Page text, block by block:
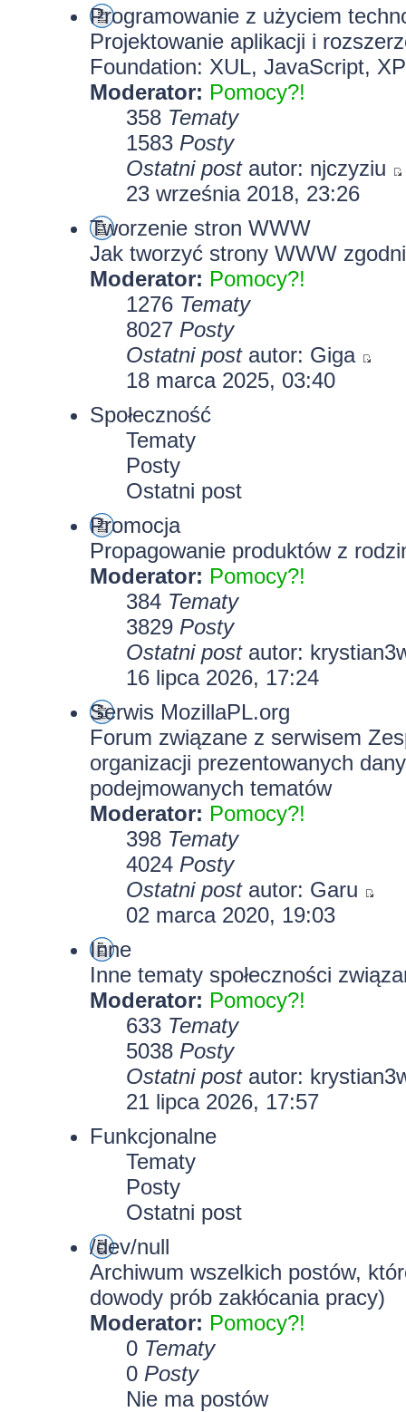
Programowanie z użyciem
Projektowanie aplikacji i
Foundation: XUL, JavaScript,
Moderator: Pomocy?!
358 Tematy
1583 Posty
Ostatni postautor: njczyziu
23 września 2018, 23:26
Tworzenie stron WWW
Jak tworzyć strony WWW
Moderator: Pomocy?!
1276 Tematy
8027 Posty
Ostatni postautor: Giga
18 marca 2025, 03:40
Społeczność
Tematy
Posty
Ostatni post
Promocja
Propagowanie produktów z
Moderator: Pomocy?!
384 Tematy
3829 Posty
Ostatni postautor:
16 lipca 2026, 17:24
Serwis MozillaPL.org
Forum związane z serwisem
organizacji prezentowanych
podejmowanych tematów
Moderator: Pomocy?!
398 Tematy
4024 Posty
Ostatni postautor: Garu
02 marca 2020, 19:03
Inne
Inne tematy społeczności
Moderator: Pomocy?!
633 Tematy
5038 Posty
Ostatni postautor:
21 lipca 2026, 17:57
Funkcjonalne
Tematy
Posty
Ostatni post
/dev/null
Archiwum wszelkich postów,
dowody prób zakłócania pracy)
Moderator: Pomocy?!
0 Tematy
0 Posty
Nie ma postów